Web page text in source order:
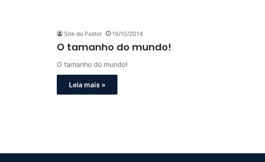
Site do Pastor 16/10/2014
O tamanho do mundo!
O tamanho do mundo!
Leia mais »